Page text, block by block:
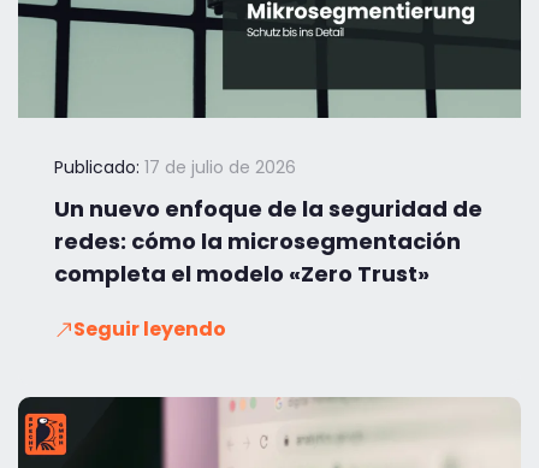
Publicado: 17 de julio de 2026
Un nuevo enfoque de la seguridad de
redes: cómo la microsegmentación
completa el modelo «Zero Trust»
Seguir leyendo